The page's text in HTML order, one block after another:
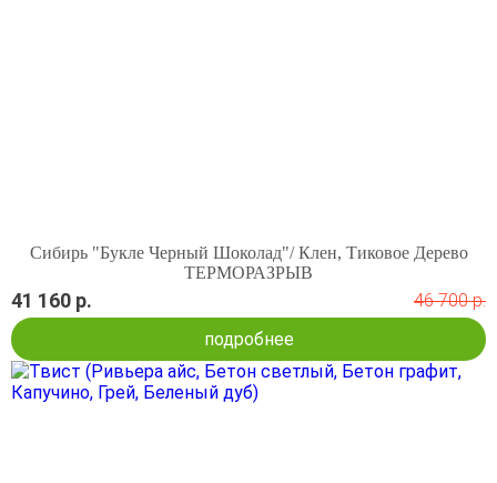
Сибирь "Букле Черный Шоколад"/ Клен, Тиковое Дерево
ТЕРМОРАЗРЫВ
41 160 р.
46 700 р.
подробнее